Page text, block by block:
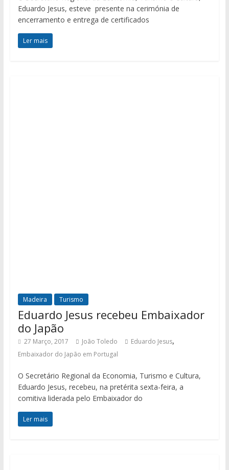
Eduardo Jesus, esteve presente na cerimónia de
encerramento e entrega de certificados
Ler mais
Madeira Turismo
Eduardo Jesus recebeu Embaixador
do Japão
27 Março, 2017 João Toledo Eduardo Jesus,
Embaixador do Japão em Portugal
O Secretário Regional da Economia, Turismo e Cultura,
Eduardo Jesus, recebeu, na pretérita sexta-feira, a
comitiva liderada pelo Embaixador do
Ler mais